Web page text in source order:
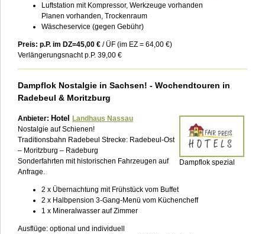
Luftstation mit Kompressor, Werkzeuge vorhanden
Planen vorhanden, Trockenraum
Wäscheservice (gegen Gebühr)
Preis: p.P. im DZ=45,00 € / ÜF (im EZ = 64,00 €)
Verlängerungsnacht p.P. 39,00 €
Dampflok Nostalgie in Sachsen! - Wochendtouren in
Radebeul & Moritzburg
Dampflok spezial
Anbieter: Hotel
Landhaus Nassau
Nostalgie auf Schienen!
Traditionsbahn Radebeul Strecke: Radebeul-Ost
– Moritzburg – Radeburg
Sonderfahrten mit historischen Fahrzeugen auf
Anfrage.
2 x Übernachtung mit Frühstück vom Buffet
2 x Halbpension 3-Gang-Menü vom Küchencheff
1 x Mineralwasser auf Zimmer
Ausflüge: optional und individuell